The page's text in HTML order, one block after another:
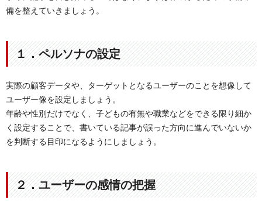
備を整えていきましょう。
１．ペルソナの設定
実際の顧客データや、ターゲットとなるユーザーのことを想像して
ユーザー像を設定しましょう。
年齢や性別だけでなく、子どもの有無や職業などをできる限り細か
く設定することで、書いている記事が誤った方向に進んでいないか
を判断する目印になるようにしましょう。
２．ユーザーの感情の把握